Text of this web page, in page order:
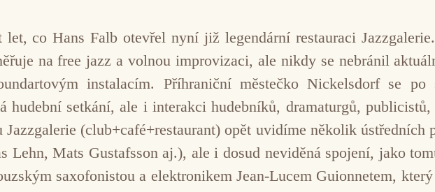
co Hans Falb otevřel nyní již legendární restauraci
na free jazz a volnou improvizaci, ale nikdy se nebránil
instalacím. Příhraniční městečko Nickelsdorf se
hudební setkání, ale i interakci hudebníků, dramaturgů,
(club+café+restaurant) opět uvidíme několik ústředních
Lehn, Mats Gustafsson aj.), ale i dosud neviděná spojení, jako
saxofonistou a elektronikem Jean-Lucem Guionnetem,